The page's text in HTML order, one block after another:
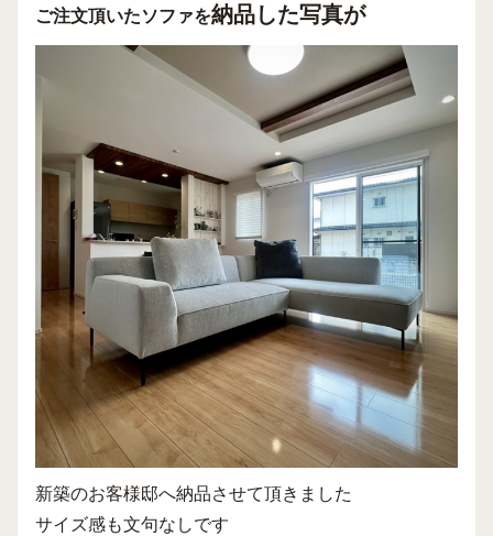
ご注文頂いたソファを納品した写真が
新築のお客様邸へ納品させて頂きました
サイズ感も文句なしです